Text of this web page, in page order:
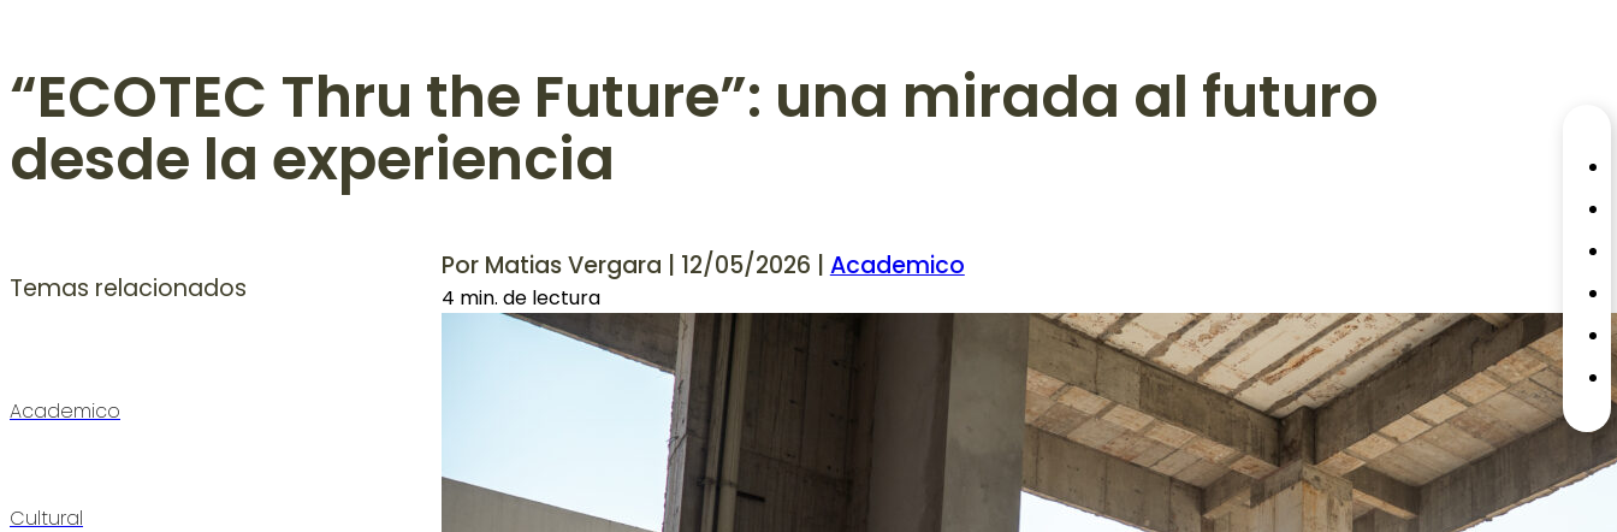
“ECOTEC Thru the Future”: una mirada al futuro
desde la experiencia
Temas relacionados
Academico
Cultural
Por Matias Vergara | 12/05/2026 | Academico
4 min. de lectura